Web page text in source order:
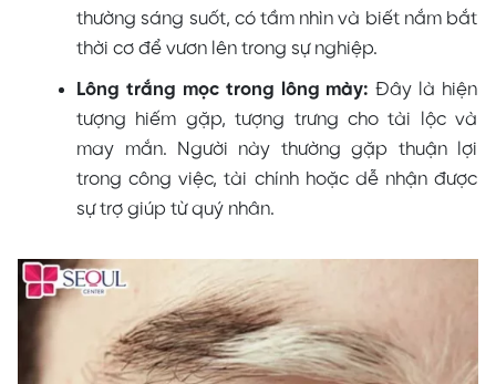
thường sáng suốt, có tầm nhìn và biết nắm bắt
thời cơ để vươn lên trong sự nghiệp.
Lông trắng mọc trong lông mày: Đây là hiện
tượng hiếm gặp, tượng trưng cho tài lộc và
may mắn. Người này thường gặp thuận lợi
trong công việc, tài chính hoặc dễ nhận được
sự trợ giúp từ quý nhân.